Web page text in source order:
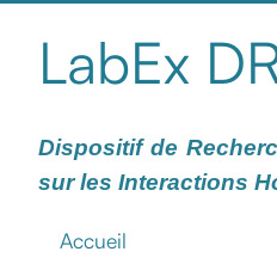
LabEx
Dispositif de
sur les Interactions
Accueil